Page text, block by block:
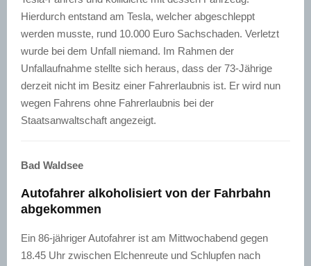
Hierdurch entstand am Tesla, welcher abgeschleppt
werden musste, rund 10.000 Euro Sachschaden. Verletzt
wurde bei dem Unfall niemand. Im Rahmen der
Unfallaufnahme stellte sich heraus, dass der 73-Jährige
derzeit nicht im Besitz einer Fahrerlaubnis ist. Er wird nun
wegen Fahrens ohne Fahrerlaubnis bei der
Staatsanwaltschaft angezeigt.
Bad Waldsee
Autofahrer alkoholisiert von der Fahrbahn
abgekommen
Ein 86-jähriger Autofahrer ist am Mittwochabend gegen
18.45 Uhr zwischen Elchenreute und Schlupfen nach